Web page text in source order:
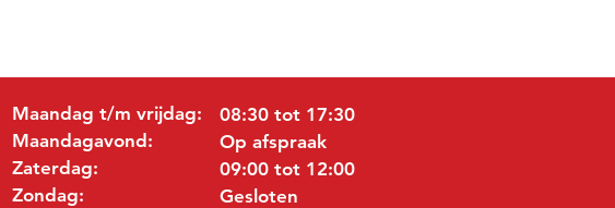
Maandag t/m vrijdag:
Maandagavond:
Zaterdag:
Zondag:
08:30 tot 17:30
Op afspraak
09:00 tot 12:00
Gesloten